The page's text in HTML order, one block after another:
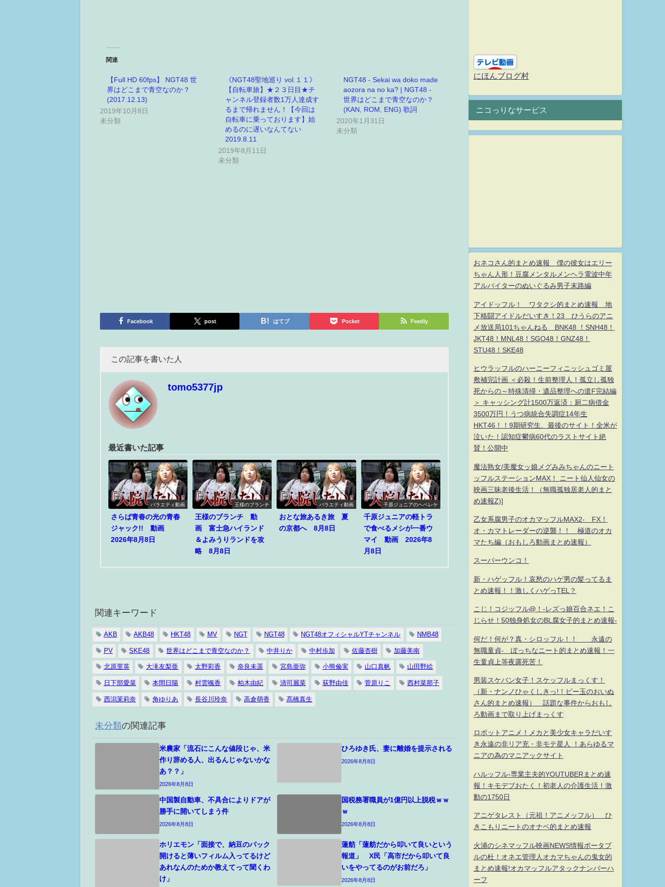
関連
【Full HD 60fps】 NGT48 世
界はどこまで青空なのか？
(2017.12.13)
2019年10月8日
未分類
《NGT48聖地巡り vol.１１》
【自転車旅】★２３日目★チ
ャンネル登録者数1万人達成す
るまで帰れません！【今回は
自転車に乗っております】始
めるのに遅いなんてない
2019.8.11
2019年8月11日
未分類
NGT48 - Sekai wa doko made
aozora na no ka? | NGT48 -
世界はどこまで青空なのか？
(KAN, ROM, ENG) 歌詞
2020年1月31日
未分類
Facebook post はてブ Pocket Feedly
この記事を書いた人
tomo5377jp
最近書いた記事
バラエティ動画
さらば青春の光の青春
ジャック!! 動画
2026年8月8日
王様のブランチ
王様のブランチ 動
画 富士急ハイランド
＆よみうりランドを攻
略 8月8日
バラエティ動画
おとな旅あるき旅 夏
の京都へ 8月8日
千原ジュニアのヘベレケ
千原ジュニアの軽トラ
で食べるメシが一番ウ
マイ 動画 2026年8
月8日
関連キーワード
AKB AKB48 HKT48 MV NGT NGT48 NGT48オフィシャルYTチャンネル NMB48
PV SKE48 世界はどこまで青空なのか？ 中井りか 中村歩加 佐藤杏樹 加藤美南
北原里英 大滝友梨亜 太野彩香 奈良未遥 宮島亜弥 小熊倫実 山口真帆 山田野絵
日下部愛菜 本間日陽 村雲颯香 柏木由紀 清司麗菜 荻野由佳 菅原りこ 西村菜那子
西潟茉莉奈 角ゆりあ 長谷川玲奈 高倉萌香 髙橋真生
未分類の関連記事
米農家「流石にこんな値段じゃ、米
作り辞める人、出るんじゃないかな
あ？？」
2026年8月8日
ひろゆき氏、妻に離婚を提示される
2026年8月8日
中国製自動車、不具合によりドアが
勝手に開いてしまう件
2026年8月8日
国税務署職員が1億円以上脱税ｗｗ
ｗ
2026年8月8日
ホリエモン「面接で、納豆のパック
開けると薄いフィルム入ってるけど
あれなんのためか教えてって聞くわ
け」
蓮舫「蓮舫だから叩いて良いという
報道」 X民「高市だから叩いて良
いをやってるのがお前だろ」
2026年8月8日
にほんブログ村
ニコっりなサービス
おネコさん的まとめ速報 僕の彼女はエリー
ちゃん人形！豆腐メンタルメンヘラ電波中年
アルバイターのぬいぐるみ男子末路編
アイドッフル！ ワタクシ的まとめ速報 地
下格闘アイドルだいすき！23 ひうらのアニ
メ放送局101ちゃんねる BNK48 ！SNH48！
JKT48！MNL48！SGO48！GNZ48！
STU48！SKE48
ヒウラッフルのハーニーフィニッシュゴミ屋
敷補完計画 ＜必殺！生前整理人！孤立し孤独
死からの～特殊清掃・遺品整理への道F完結編
＞ キャッシング計1500万返済：厨二病借金
3500万円！うつ病統合失調症14年生
HKT46！！9期研究生、最後のサイト！全米が
泣いた！認知症鬱病60代のラストサイト絶
賛！公開中
魔法熟女/美魔女ッ娘メグみみちゃんのニート
ッフルステーションMAX！ ニート仙人仙女の
映画三昧老後生活！（無職孤独居老人的まと
め速報Z)]
乙女系腐男子のオカマッフルMAX2- FX！
オ・カマトレーダーの逆襲！！ 極道のオカ
マたち編（おもしろ動画まとめ速報）
スーパーウンコ！
新・ハゲッフル！哀愁のハゲ男の髪ってるま
とめ速報！！激しくハゲっTEL？
こじ！コジッフル@！-レズっ娘百合ネエ！こ
じらせ！50独身処女のBL腐女子的まとめ速報-
何だ！何が？真・シロッフル！！ 永遠の
無職童貞- ぼっちなニート的まとめ速報！一
生童貞上等夜露死苦！
男装スケバン女子！スケッフルまっくす！
（新・ナンノひゃくしきっ!！ビー玉のおいぬ
さん的まとめ速報） 話題な事件からおもし
ろ動画まで取り上げまっくす
ロボットアニメ！メカと美少女キャラだいす
き永遠の非リア充・非モテ星人 ！あらゆるマ
ニアの為のマニアックサイト
ハルッフル-専業主夫的YOUTUBERまとめ速
報！キモデブおたく！初老人の介護生活！激
動の1750日
アニゲタレスト（元祖！アニメッフル） ひ
きこもりニートのオナベ的まとめ速報
火浦のシネマッフル映画NEWS情報ポータブ
ルの杜！オネエ管理人オカマちゃんの鬼女的
まとめ速報!オカマッフルアタックナンバーハ
ーフ